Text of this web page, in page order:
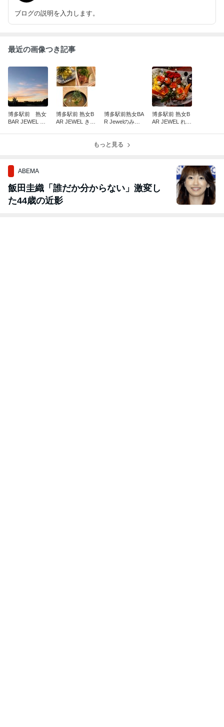
ブログの説明を入力します。
最近の画像つき記事
博多駅前 熟女
BAR JEWEL ゆ
博多駅前 熟女B
AR JEWEL きょ
博多駅前熟女BA
R Jewelのみな
博多駅前 熟女B
AR JEWEL れい
もっと見る
ABEMA
飯田圭織「誰だか分からない」激変し
た44歳の近影